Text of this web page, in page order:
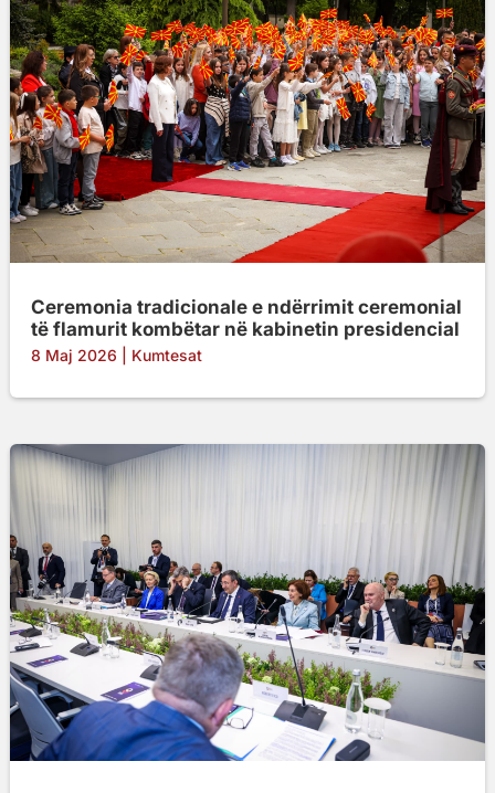
Ceremonia tradicionale e ndërrimit ceremonial
të flamurit kombëtar në kabinetin presidencial
8 Maj 2026 Kumtesat